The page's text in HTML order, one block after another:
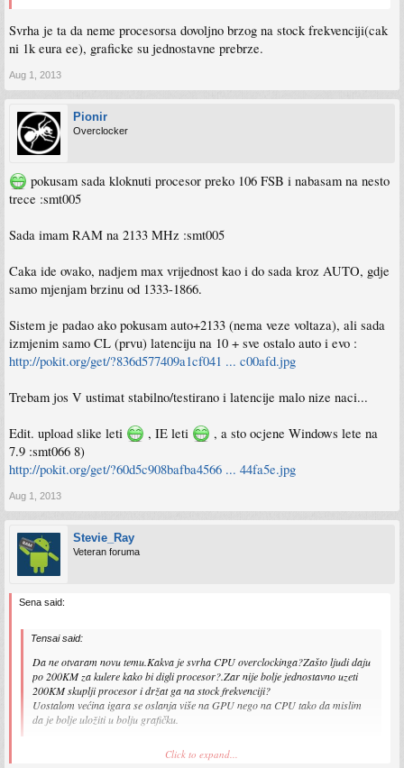
Svrha je ta da neme procesorsa dovoljno brzog na stock frekvenciji(cak
ni 1k eura ee), graficke su jednostavne prebrze.
Aug 1, 2013
Pionir
Overclocker
pokusam sada kloknuti procesor preko 106 FSB i nabasam na nesto
trece :smt005
Sada imam RAM na 2133 MHz :smt005
Caka ide ovako, nadjem max vrijednost kao i do sada kroz AUTO, gdje
samo mjenjam brzinu od 1333-1866.
Sistem je padao ako pokusam auto+2133 (nema veze voltaza), ali sada
izmjenim samo CL (prvu) latenciju na 10 + sve ostalo auto i evo :
http://pokit.org/get/?836d577409a1cf041 ... c00afd.jpg
Trebam jos V ustimat stabilno/testirano i latencije malo nize naci...
Edit. upload slike leti , IE leti
, a sto ocjene Windows lete na
7.9 :smt066 8)
http://pokit.org/get/?60d5c908bafba4566 ... 44fa5e.jpg
Aug 1, 2013
Stevie_Ray
Veteran foruma
Sena said:
Tensai said:
Da ne otvaram novu temu.Kakva je svrha CPU overclockinga?Zašto ljudi daju
po 200KM za kulere kako bi digli procesor?.Zar nije bolje jednostavno uzeti
200KM skuplji procesor i držat ga na stock frekvenciji?
Uostalom većina igara se oslanja više na GPU nego na CPU tako da mislim
da je bolje uložiti u bolju grafičku.
Svrha je ta da neme procesorsa dovoljno brzog na stock frekvenciji(cak ni 1k eura
Click to expand...